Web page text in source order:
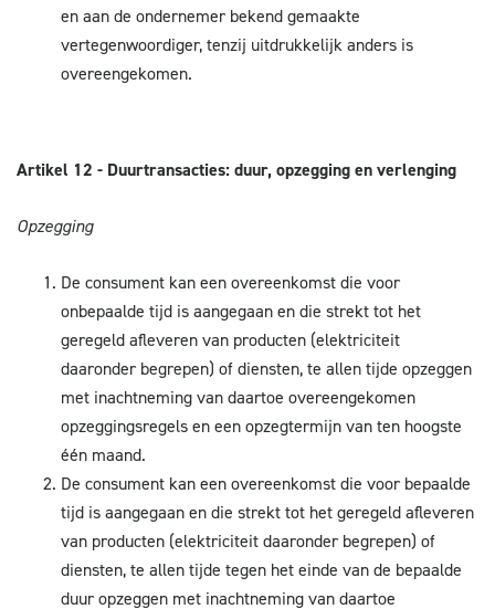
en aan de ondernemer bekend gemaakte
vertegenwoordiger, tenzij uitdrukkelijk anders is
overeengekomen.
Artikel 12 - Duurtransacties: duur, opzegging en verlenging
Opzegging
De consument kan een overeenkomst die voor
onbepaalde tijd is aangegaan en die strekt tot het
geregeld afleveren van producten (elektriciteit
daaronder begrepen) of diensten, te allen tijde opzeggen
met inachtneming van daartoe overeengekomen
opzeggingsregels en een opzegtermijn van ten hoogste
één maand.
De consument kan een overeenkomst die voor bepaalde
tijd is aangegaan en die strekt tot het geregeld afleveren
van producten (elektriciteit daaronder begrepen) of
diensten, te allen tijde tegen het einde van de bepaalde
duur opzeggen met inachtneming van daartoe